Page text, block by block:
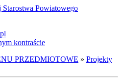
Powiatowego
PRZEDMIOTOWE » Projekty